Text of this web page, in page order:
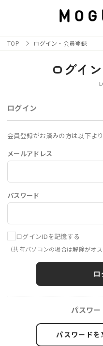
TOP ログイン・会員登録
ログイ
ログイン
会員登録がお済みの方は以下よ
メールアドレス
パスワード
ログインIDを記憶する
（共有パソコンの場合は解除がオス
ロ
パスワ
パスワードを